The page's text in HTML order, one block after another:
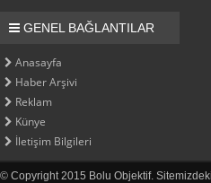
GENEL BAĞLANTILAR
Anasayfa
Haber Arşivi
Reklam
Künye
İletişim Bilgileri
© Copyright 2015 Bolu Objektif.